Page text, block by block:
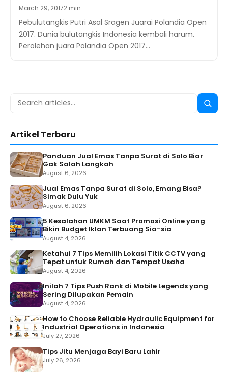
March 29, 20172 min
Pebulutangkis Putri Asal Sragen Juarai Polandia Open
2017. Dunia bulutangkis Indonesia kembali harum.
Perolehan juara Polandia Open 2017…
Search
Search
Artikel Terbaru
Panduan Jual Emas Tanpa Surat di Solo Biar
Gak Salah Langkah
August 6, 2026
Jual Emas Tanpa Surat di Solo, Emang Bisa?
Simak Dulu Yuk
August 6, 2026
5 Kesalahan UMKM Saat Promosi Online yang
Bikin Budget Iklan Terbuang Sia-sia
August 4, 2026
Ketahui 7 Tips Memilih Lokasi Titik CCTV yang
Tepat untuk Rumah dan Tempat Usaha
August 4, 2026
Inilah 7 Tips Push Rank di Mobile Legends yang
Sering Dilupakan Pemain
August 4, 2026
How to Choose Reliable Hydraulic Equipment for
Industrial Operations in Indonesia
July 27, 2026
Tips Jitu Menjaga Bayi Baru Lahir
July 26, 2026